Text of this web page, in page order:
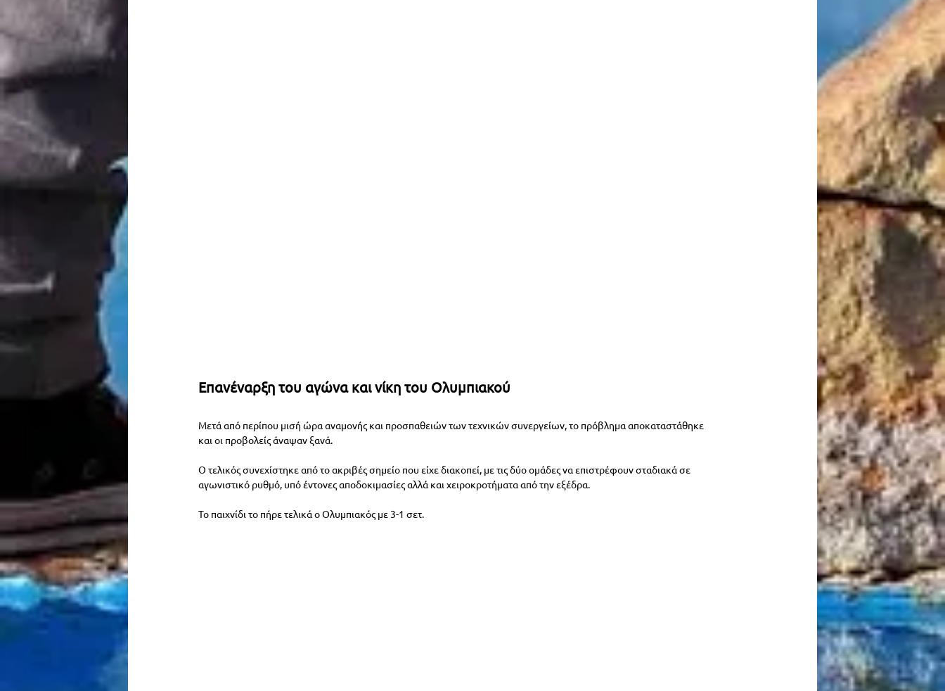
Επανέναρξη του αγώνα και νίκη του Ολυμπιακού
Μετά από περίπου μισή ώρα αναμονής και προσπαθειών των τεχνικών συνεργείων, το πρόβλημα αποκαταστάθηκε
και οι προβολείς άναψαν ξανά.
Ο τελικός συνεχίστηκε από το ακριβές σημείο που είχε διακοπεί, με τις δύο ομάδες να επιστρέφουν σταδιακά σε
αγωνιστικό ρυθμό, υπό έντονες αποδοκιμασίες αλλά και χειροκροτήματα από την εξέδρα.
Το παιχνίδι το πήρε τελικά ο Ολυμπιακός με 3-1 σετ.